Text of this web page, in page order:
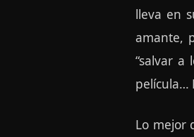
lleva en
amante,
“salvar a
película…
Lo mejor